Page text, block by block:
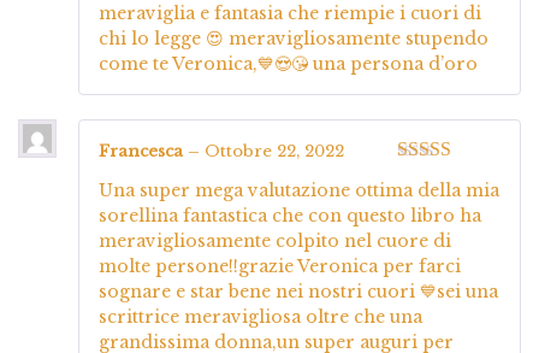
meraviglia e fantasia che riempie i cuori di
chi lo legge 😍 meravigliosamente stupendo
come te Veronica,💙😍😘 una persona d’oro
Valutato
su
5
Francesca – Ottobre 22, 2022
Una super mega valutazione ottima della mia
sorellina fantastica che con questo libro ha
meravigliosamente colpito nel cuore di
molte persone!!grazie Veronica per farci
sognare e star bene nei nostri cuori 💙sei una
scrittrice meravigliosa oltre che una
grandissima donna,un super auguri per